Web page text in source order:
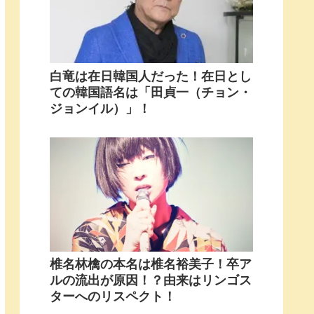
白竜は在日韓国人だった！在日とし
ての韓国語名は「田貞一（チョン・
ジョンイル）」！
椎名林檎の本名は椎名裕美子！卒ア
ルの流出が原因！？由来はリンゴス
ターへのリスペクト！